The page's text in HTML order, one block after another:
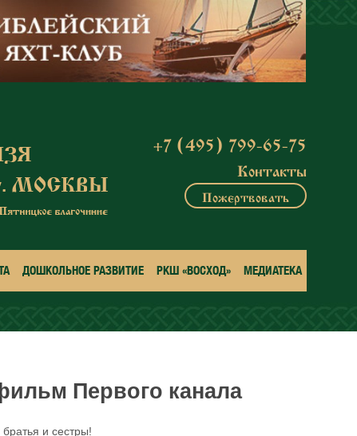
+7 (495) 799-65-75
Контакты
Пожертвовать
ДОШКОЛЬНОЕ РАЗВИТИЕ РКШ «ВОСХОД» МЕДИАТЕКА
Первого канала
и сестры!